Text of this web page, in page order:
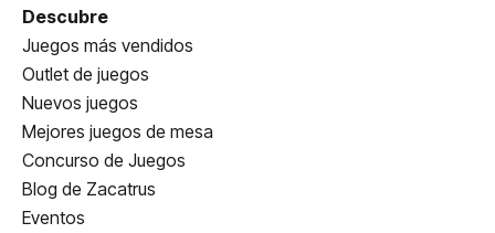
Descubre
Juegos más vendidos
Outlet de juegos
Nuevos juegos
Mejores juegos de mesa
Concurso de Juegos
Blog de Zacatrus
Eventos